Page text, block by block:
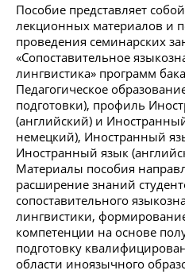
Пособие представляет
лекционных материалов и
проведения семинарских
«Сопоставительное
лингвистика» программ
Педагогическое
подготовки), профиль
(английский) и
немецкий), Иностранный
Иностранный язык
Материалы пособия
расширение знаний
сопоставительного
лингвистики,
компетенции на основе
подготовку
области иноязычного